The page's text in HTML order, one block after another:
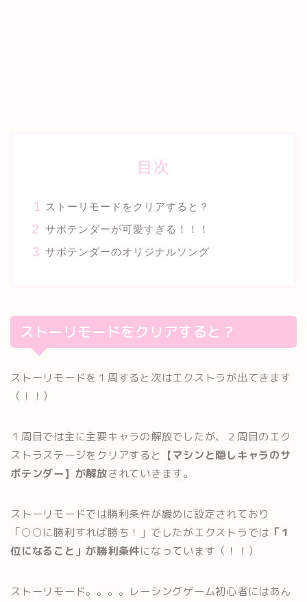
目次
ストーリモードをクリアすると？
サボテンダーが可愛すぎる！！！
サボテンダーのオリジナルソング
ストーリモードをクリアすると？
ストーリモードを１周すると次はエクストラが出てきます
（！！）
１周目では主に主要キャラの解放でしたが、２周目のエク
ストラステージをクリアすると
【マシンと隠しキャラのサ
ボテンダー】が解放されていきます。
ストーリモードでは勝利条件が緩めに設定されており
「○○に勝利すれば勝ち！」でしたがエクストラでは 「１
位になること」が勝利条件になっています（！！）
ストーリモード。。。。レーシングゲーム初心者にはあん